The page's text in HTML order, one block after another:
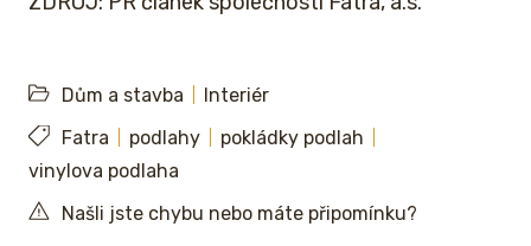
Dům a stavba
Interiér
Fatra
podlahy
pokládky podlah
vinylova podlaha
Našli jste chybu nebo máte připomínku?